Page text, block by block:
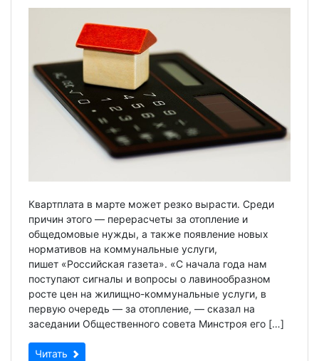
Квартплата в марте может резко вырасти. Среди
причин этого — перерасчеты за отопление и
общедомовые нужды, а также появление новых
нормативов на коммунальные услуги,
пишет «Российская газета». «С начала года нам
поступают сигналы и вопросы о лавинообразном
росте цен на жилищно-коммунальные услуги, в
первую очередь — за отопление, — сказал на
заседании Общественного совета Минстроя его […]
Читать